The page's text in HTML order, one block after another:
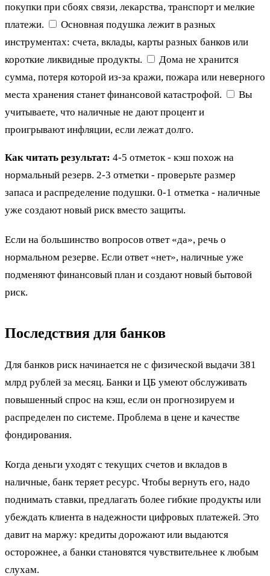
покупки при сбоях связи, лекарства, транспорт и мелкие
платежи.
Основная подушка лежит в разных
инструментах: счета, вклады, карты разных банков или
короткие ликвидные продукты.
Дома не хранится
сумма, потеря которой из-за кражи, пожара или неверного
места хранения станет финансовой катастрофой.
Вы
учитываете, что наличные не дают процент и
проигрывают инфляции, если лежат долго.
Как читать результат: 4-5 отметок - кэш похож на
нормальный резерв. 2-3 отметки - проверьте размер
запаса и распределение подушки. 0-1 отметка - наличные
уже создают новый риск вместо защиты.
Если на большинство вопросов ответ «да», речь о
нормальном резерве. Если ответ «нет», наличные уже
подменяют финансовый план и создают новый бытовой
риск.
Последствия для банков
Для банков риск начинается не с физической выдачи 381
млрд рублей за месяц. Банки и ЦБ умеют обслуживать
повышенный спрос на кэш, если он прогнозируем и
распределен по системе. Проблема в цене и качестве
фондирования.
Когда деньги уходят с текущих счетов и вкладов в
наличные, банк теряет ресурс. Чтобы вернуть его, надо
поднимать ставки, предлагать более гибкие продукты или
убеждать клиента в надежности цифровых платежей. Это
давит на маржу: кредиты дорожают или выдаются
осторожнее, а банки становятся чувствительнее к любым
слухам.